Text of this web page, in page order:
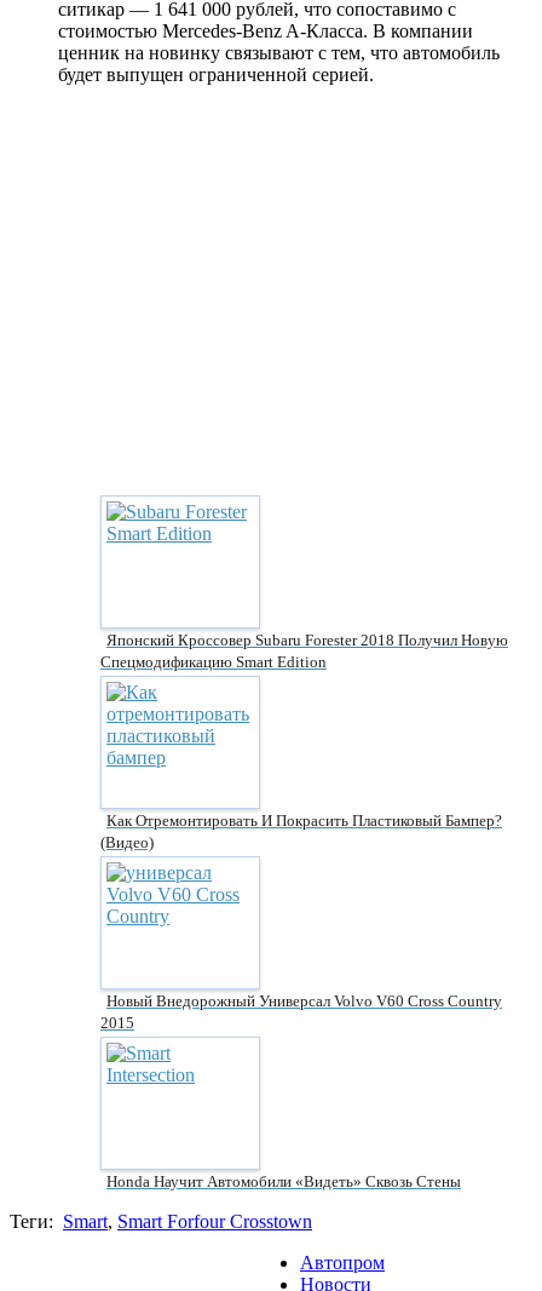
ситикар — 1 641 000 рублей, что сопоставимо с
стоимостью Mercedes-Benz A-Класса. В компании
ценник на новинку связывают с тем, что автомобиль
будет выпущен ограниченной серией.
Японский Кроссовер Subaru Forester 2018 Получил Новую
Спецмодификацию Smart Edition
Как Отремонтировать И Покрасить Пластиковый Бампер?
(видео)
Новый Внедорожный Универсал Volvo V60 Cross Country
2015
Honda Научит Автомобили «видеть» Сквозь Стены
Теги: Smart, Smart Forfour Crosstown
Автопром
Новости